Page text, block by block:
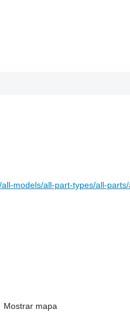
models/all-part-types/all-
Mostrar mapa